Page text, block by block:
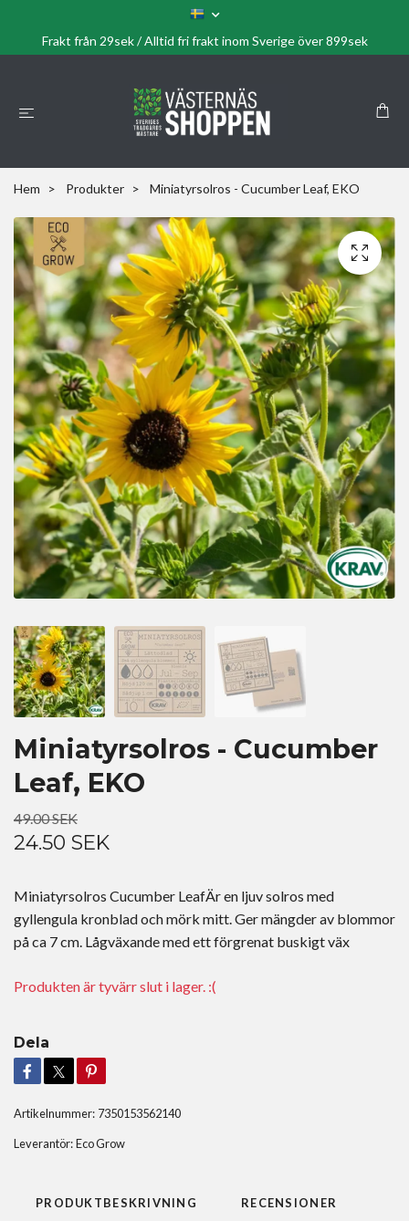
Frakt från 29sek / Alltid fri frakt inom Sverige över 899sek
Hem Produkter Miniatyrsolros - Cucumber Leaf, EKO
Miniatyrsolros - Cucumber
Leaf, EKO
49.00 SEK
24.50 SEK
Miniatyrsolros Cucumber LeafÄr en ljuv solros med
gyllengula kronblad och mörk mitt. Ger mängder av blommor
på ca 7 cm. Lågväxande med ett förgrenat buskigt väx
Produkten är tyvärr slut i lager. :(
Dela
Artikelnummer: 7350153562140
Leverantör:Eco Grow
PRODUKTBESKRIVNING RECENSIONER